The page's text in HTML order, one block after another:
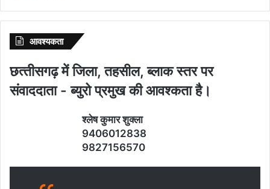
आवश्‍यकता
छत्‍तीसगढ़ में जिला, तहसील, ब्‍लाक स्‍तर पर
संवाददाता - ब्‍युरो प्रमुख की आवश्‍कता है।
श्‍लेष कुमार शुक्‍ला
9406012838
9827156570